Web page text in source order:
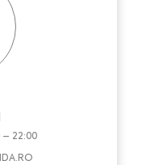
– 22:00